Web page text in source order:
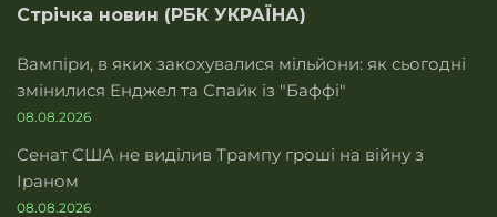
Стрічка новин (РБК УКРАЇНА)
Вампіри, в яких закохувалися мільйони: як сьогодні
змінилися Енджел та Спайк із "Баффі"
08.08.2026
Сенат США не виділив Трампу гроші на війну з
Іраном
08.08.2026